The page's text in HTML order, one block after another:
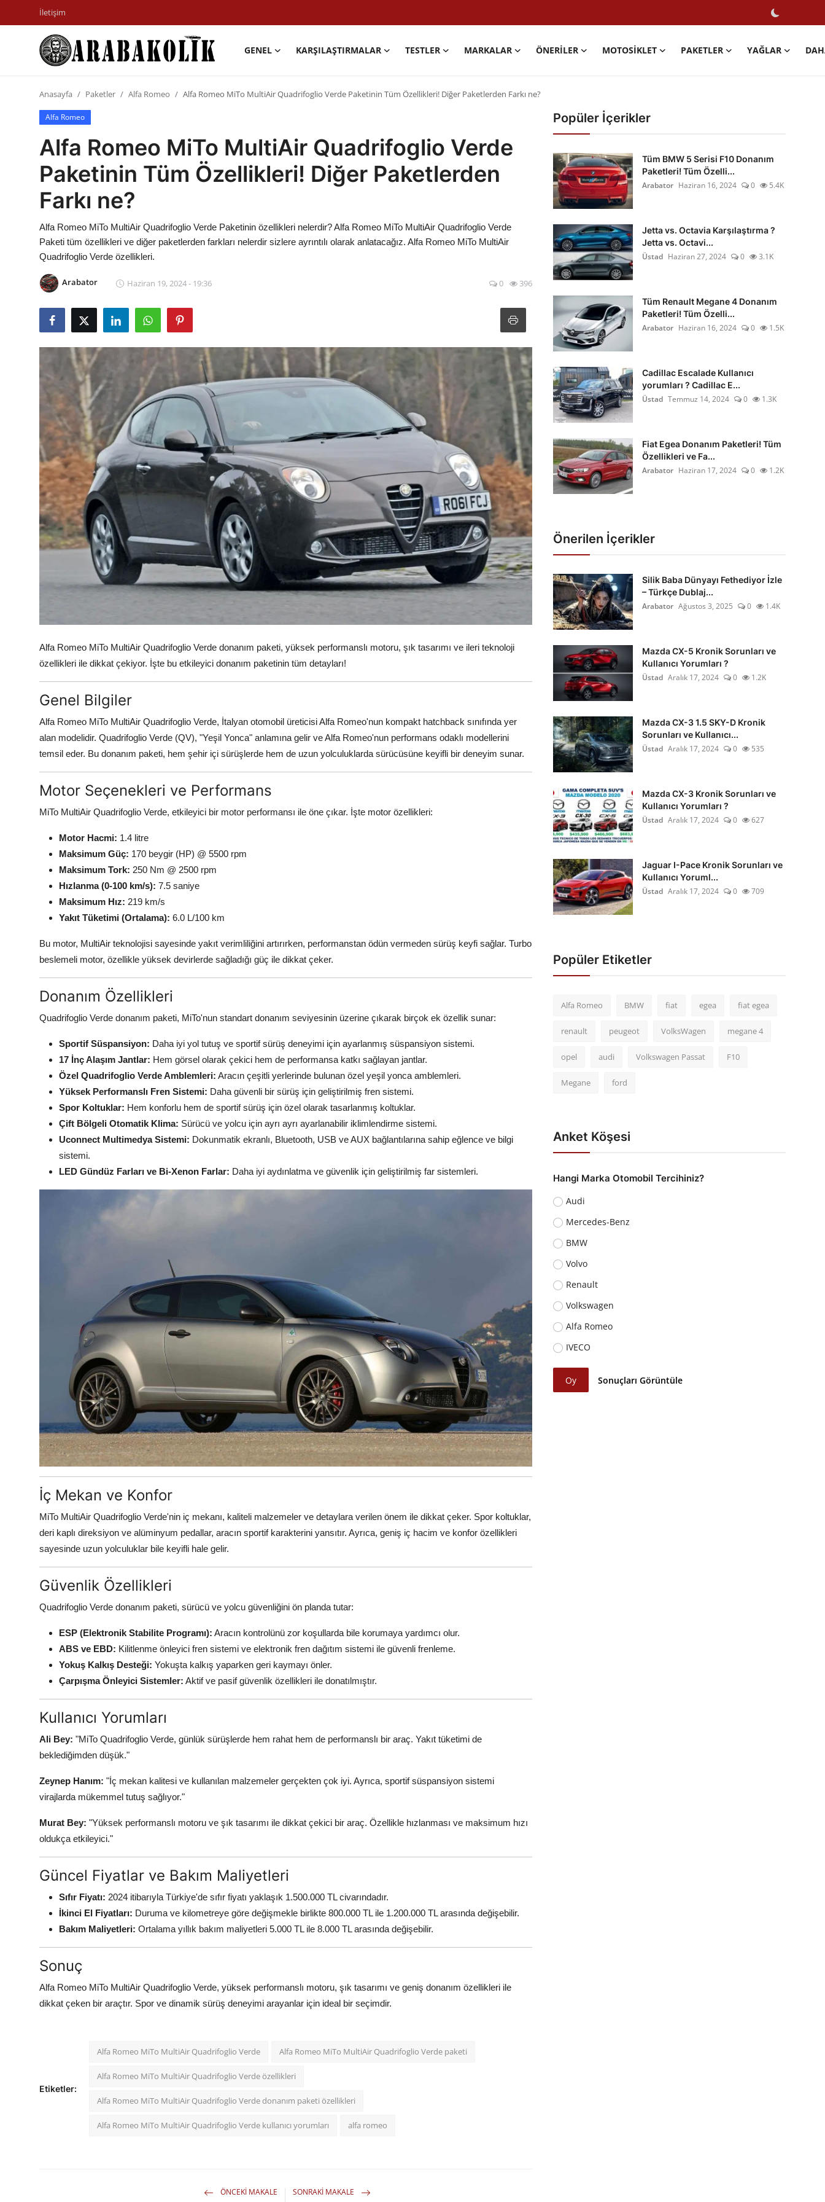
İletişim
GENEL KARŞILAŞTIRMALAR TESTLER MARKALAR ÖNERILER MOTOSIKLET PAKETLER YAĞLAR
Testler
Motosiklet
Anasayfa Paketler Alfa Romeo Alfa Romeo MiTo MultiAir Quadrifoglio Verde Paketinin Tüm Özellikleri! Diğer Paketlerden Farkı ne?
Alfa Romeo
Alfa Romeo MiTo MultiAir Quadrifoglio Verde
Paketinin Tüm Özellikleri! Diğer Paketlerden
Farkı ne?
Alfa Romeo MiTo MultiAir Quadrifoglio Verde Paketinin özellikleri nelerdir? Alfa Romeo MiTo MultiAir Quadrifoglio Verde
Paketi tüm özellikleri ve diğer paketlerden farkları nelerdir sizlere ayrıntılı olarak anlatacağız. Alfa Romeo MiTo MultiAir
Quadrifoglio Verde özellikleri.
Arabator Haziran 19, 2024 - 19:36 0 396
Alfa Romeo MiTo MultiAir Quadrifoglio Verde donanım paketi, yüksek performanslı motoru, şık tasarımı ve ileri teknoloji
özellikleri ile dikkat çekiyor. İşte bu etkileyici donanım paketinin tüm detayları!
Genel Bilgiler
Alfa Romeo MiTo MultiAir Quadrifoglio Verde, İtalyan otomobil üreticisi Alfa Romeo'nun kompakt hatchback sınıfında yer
alan modelidir. Quadrifoglio Verde (QV), "Yeşil Yonca" anlamına gelir ve Alfa Romeo'nun performans odaklı modellerini
temsil eder. Bu donanım paketi, hem şehir içi sürüşlerde hem de uzun yolculuklarda sürücüsüne keyifli bir deneyim sunar.
Motor Seçenekleri ve Performans
MiTo MultiAir Quadrifoglio Verde, etkileyici bir motor performansı ile öne çıkar. İşte motor özellikleri:
Motor Hacmi: 1.4 litre
Maksimum Güç: 170 beygir (HP) @ 5500 rpm
Maksimum Tork: 250 Nm @ 2500 rpm
Hızlanma (0-100 km/s): 7.5 saniye
Maksimum Hız: 219 km/s
Yakıt Tüketimi (Ortalama): 6.0 L/100 km
Bu motor, MultiAir teknolojisi sayesinde yakıt verimliliğini artırırken, performanstan ödün vermeden sürüş keyfi sağlar. Turbo
beslemeli motor, özellikle yüksek devirlerde sağladığı güç ile dikkat çeker.
Donanım Özellikleri
Quadrifoglio Verde donanım paketi, MiTo'nun standart donanım seviyesinin üzerine çıkarak birçok ek özellik sunar:
Sportif Süspansiyon: Daha iyi yol tutuş ve sportif sürüş deneyimi için ayarlanmış süspansiyon sistemi.
17 İnç Alaşım Jantlar: Hem görsel olarak çekici hem de performansa katkı sağlayan jantlar.
Özel Quadrifoglio Verde Amblemleri: Aracın çeşitli yerlerinde bulunan özel yeşil yonca amblemleri.
Yüksek Performanslı Fren Sistemi: Daha güvenli bir sürüş için geliştirilmiş fren sistemi.
Spor Koltuklar: Hem konforlu hem de sportif sürüş için özel olarak tasarlanmış koltuklar.
Çift Bölgeli Otomatik Klima: Sürücü ve yolcu için ayrı ayrı ayarlanabilir iklimlendirme sistemi.
Uconnect Multimedya Sistemi: Dokunmatik ekranlı, Bluetooth, USB ve AUX bağlantılarına sahip eğlence ve bilgi
sistemi.
LED Gündüz Farları ve Bi-Xenon Farlar: Daha iyi aydınlatma ve güvenlik için geliştirilmiş far sistemleri.
İç Mekan ve Konfor
MiTo MultiAir Quadrifoglio Verde'nin iç mekanı, kaliteli malzemeler ve detaylara verilen önem ile dikkat çeker. Spor koltuklar,
deri kaplı direksiyon ve alüminyum pedallar, aracın sportif karakterini yansıtır. Ayrıca, geniş iç hacim ve konfor özellikleri
sayesinde uzun yolculuklar bile keyifli hale gelir.
Güvenlik Özellikleri
Quadrifoglio Verde donanım paketi, sürücü ve yolcu güvenliğini ön planda tutar:
ESP (Elektronik Stabilite Programı): Aracın kontrolünü zor koşullarda bile korumaya yardımcı olur.
ABS ve EBD: Kilitlenme önleyici fren sistemi ve elektronik fren dağıtım sistemi ile güvenli frenleme.
Yokuş Kalkış Desteği: Yokuşta kalkış yaparken geri kaymayı önler.
Çarpışma Önleyici Sistemler: Aktif ve pasif güvenlik özellikleri ile donatılmıştır.
Kullanıcı Yorumları
Ali Bey: "MiTo Quadrifoglio Verde, günlük sürüşlerde hem rahat hem de performanslı bir araç. Yakıt tüketimi de
beklediğimden düşük."
Zeynep Hanım: "İç mekan kalitesi ve kullanılan malzemeler gerçekten çok iyi. Ayrıca, sportif süspansiyon sistemi
virajlarda mükemmel tutuş sağlıyor."
Murat Bey: "Yüksek performanslı motoru ve şık tasarımı ile dikkat çekici bir araç. Özellikle hızlanması ve maksimum hızı
oldukça etkileyici."
Güncel Fiyatlar ve Bakım Maliyetleri
Sıfır Fiyatı: 2024 itibarıyla Türkiye'de sıfır fiyatı yaklaşık 1.500.000 TL civarındadır.
İkinci El Fiyatları: Duruma ve kilometreye göre değişmekle birlikte 800.000 TL ile 1.200.000 TL arasında değişebilir.
Bakım Maliyetleri: Ortalama yıllık bakım maliyetleri 5.000 TL ile 8.000 TL arasında değişebilir.
Sonuç
Alfa Romeo MiTo MultiAir Quadrifoglio Verde, yüksek performanslı motoru, şık tasarımı ve geniş donanım özellikleri ile
dikkat çeken bir araçtır. Spor ve dinamik sürüş deneyimi arayanlar için ideal bir seçimdir.
Etiketler:
Alfa Romeo MiTo MultiAir Quadrifoglio Verde Alfa Romeo MiTo MultiAir Quadrifoglio Verde paketi
Alfa Romeo MiTo MultiAir Quadrifoglio Verde özellikleri
Alfa Romeo MiTo MultiAir Quadrifoglio Verde donanım paketi özellikleri
Alfa Romeo MiTo MultiAir Quadrifoglio Verde kullanıcı yorumları alfa romeo
ÖNCEKI MAKALE SONRAKI MAKALE
Popüler İçerikler
Tüm BMW 5 Serisi F10 Donanım
Paketleri! Tüm Özelli...
Arabator Haziran 16, 2024 0 5.4K
Jetta vs. Octavia Karşılaştırma ?
Jetta vs. Octavi...
Üstad Haziran 27, 2024 0 3.1K
Tüm Renault Megane 4 Donanım
Paketleri! Tüm Özelli...
Arabator Haziran 16, 2024 0 1.5K
Cadillac Escalade Kullanıcı
yorumları ? Cadillac E...
Üstad Temmuz 14, 2024 0 1.3K
Fiat Egea Donanım Paketleri! Tüm
Özellikleri ve Fa...
Arabator Haziran 17, 2024 0 1.2K
Önerilen İçerikler
Silik Baba Dünyayı Fethediyor İzle
– Türkçe Dublaj...
Arabator Ağustos 3, 2025 0 1.4K
Mazda CX-5 Kronik Sorunları ve
Kullanıcı Yorumları ?
Üstad Aralık 17, 2024 0 1.2K
Mazda CX-3 1.5 SKY-D Kronik
Sorunları ve Kullanıcı...
Üstad Aralık 17, 2024 0 535
Mazda CX-3 Kronik Sorunları ve
Kullanıcı Yorumları ?
Üstad Aralık 17, 2024 0 627
Jaguar I-Pace Kronik Sorunları ve
Kullanıcı Yoruml...
Üstad Aralık 17, 2024 0 709
Popüler Etiketler
Alfa Romeo BMW fiat egea fiat egea
renault peugeot VolksWagen megane 4
opel audi Volkswagen Passat F10
Megane ford
Anket Köşesi
Hangi Marka Otomobil Tercihiniz?
Audi
Mercedes-Benz
BMW
Volvo
Renault
Volkswagen
Alfa Romeo
IVECO
Oy Sonuçları Görüntüle